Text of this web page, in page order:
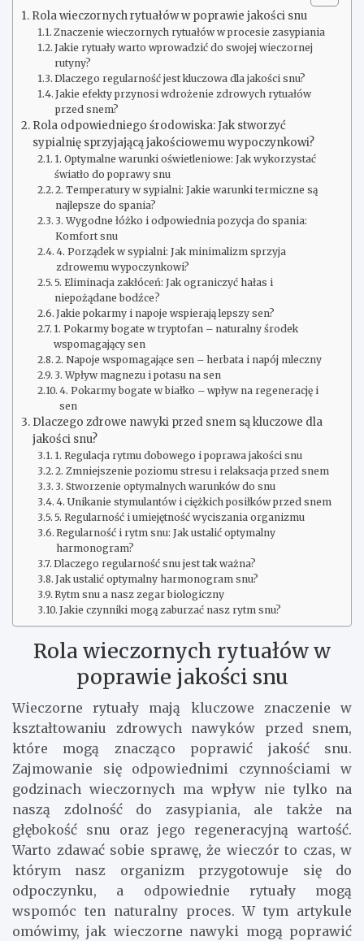
Rola wieczornych rytuałów w poprawie jakości snu
Znaczenie wieczornych rytuałów w procesie zasypiania
Jakie rytuały warto wprowadzić do swojej wieczornej
rutyny?
Dlaczego regularność jest kluczowa dla jakości snu?
Jakie efekty przynosi wdrożenie zdrowych rytuałów
przed snem?
Rola odpowiedniego środowiska: Jak stworzyć
sypialnię sprzyjającą jakościowemu wypoczynkowi?
1. Optymalne warunki oświetleniowe: Jak wykorzystać
światło do poprawy snu
2. Temperatury w sypialni: Jakie warunki termiczne są
najlepsze do spania?
3. Wygodne łóżko i odpowiednia pozycja do spania:
Komfort snu
4. Porządek w sypialni: Jak minimalizm sprzyja
zdrowemu wypoczynkowi?
5. Eliminacja zakłóceń: Jak ograniczyć hałas i
niepożądane bodźce?
Jakie pokarmy i napoje wspierają lepszy sen?
1. Pokarmy bogate w tryptofan – naturalny środek
wspomagający sen
2. Napoje wspomagające sen – herbata i napój mleczny
3. Wpływ magnezu i potasu na sen
4. Pokarmy bogate w białko – wpływ na regenerację i
sen
Dlaczego zdrowe nawyki przed snem są kluczowe dla
jakości snu?
1. Regulacja rytmu dobowego i poprawa jakości snu
2. Zmniejszenie poziomu stresu i relaksacja przed snem
3. Stworzenie optymalnych warunków do snu
4. Unikanie stymulantów i ciężkich posiłków przed snem
5. Regularność i umiejętność wyciszania organizmu
Regularność i rytm snu: Jak ustalić optymalny
harmonogram?
Dlaczego regularność snu jest tak ważna?
Jak ustalić optymalny harmonogram snu?
Rytm snu a nasz zegar biologiczny
Jakie czynniki mogą zaburzać nasz rytm snu?
Rola wieczornych rytuałów w
poprawie jakości snu
Wieczorne rytuały mają kluczowe znaczenie w
kształtowaniu zdrowych nawyków przed snem,
które mogą znacząco poprawić jakość snu.
Zajmowanie się odpowiednimi czynnościami w
godzinach wieczornych ma wpływ nie tylko na
naszą zdolność do zasypiania, ale także na
głębokość snu oraz jego regeneracyjną wartość.
Warto zdawać sobie sprawę, że wieczór to czas, w
którym nasz organizm przygotowuje się do
odpoczynku, a odpowiednie rytuały mogą
wspomóc ten naturalny proces. W tym artykule
omówimy, jak wieczorne nawyki mogą poprawić